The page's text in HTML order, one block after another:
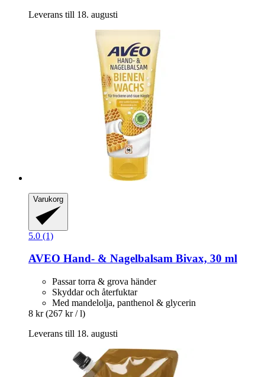
Leverans till 18. augusti
Varukorg
5.0 (1)
AVEO Hand-​ & Nagelbalsam Bivax, 30 ml
Passar torra & grova händer
Skyddar och återfuktar
Med mandelolja, panthenol & glycerin
8 kr (267 kr / l)
Leverans till 18. augusti